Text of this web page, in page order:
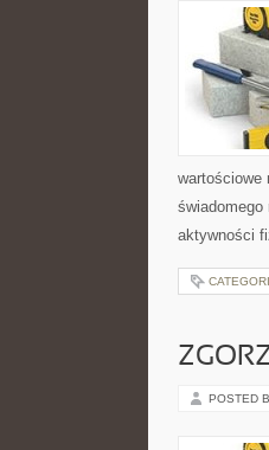
wartościowe
świadomego
aktywności
POSTED